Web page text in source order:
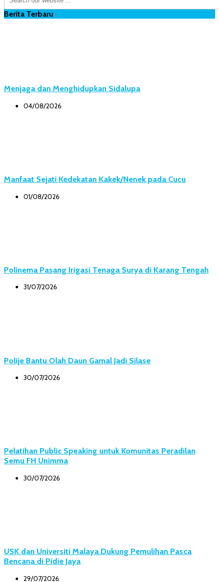
Berita Terbaru
Menjaga dan Menghidupkan Sidalupa
04/08/2026
Manfaat Sejati Kedekatan Kakek/Nenek pada Cucu
01/08/2026
Polinema Pasang Irigasi Tenaga Surya di Karang Tengah
31/07/2026
Polije Bantu Olah Daun Gamal Jadi Silase
30/07/2026
Pelatihan Public Speaking untuk Komunitas Peradilan
Semu FH Unimma
30/07/2026
USK dan Universiti Malaya Dukung Pemulihan Pasca
Bencana di Pidie Jaya
29/07/2026